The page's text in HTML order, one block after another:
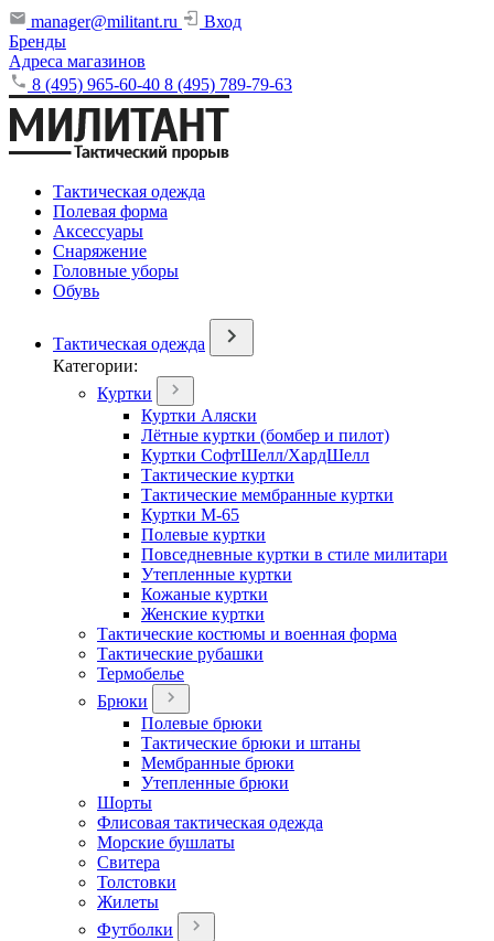
manager@militant.ru
Вход
Бренды
Адреса магазинов
8 (495) 965-60-40 8 (495) 789-79-63
Тактическая одежда
Полевая форма
Аксессуары
Снаряжение
Головные уборы
Обувь
Тактическая одежда
Категории:
Куртки
Куртки Аляски
Лётные куртки (бомбер и пилот)
Куртки СофтШелл/ХардШелл
Тактические куртки
Тактические мембранные куртки
Куртки М-65
Полевые куртки
Повседневные куртки в стиле милитари
Утепленные куртки
Кожаные куртки
Женские куртки
Тактические костюмы и военная форма
Тактические рубашки
Термобелье
Брюки
Полевые брюки
Тактические брюки и штаны
Мембранные брюки
Утепленные брюки
Шорты
Флисовая тактическая одежда
Морские бушлаты
Свитера
Толстовки
Жилеты
Футболки